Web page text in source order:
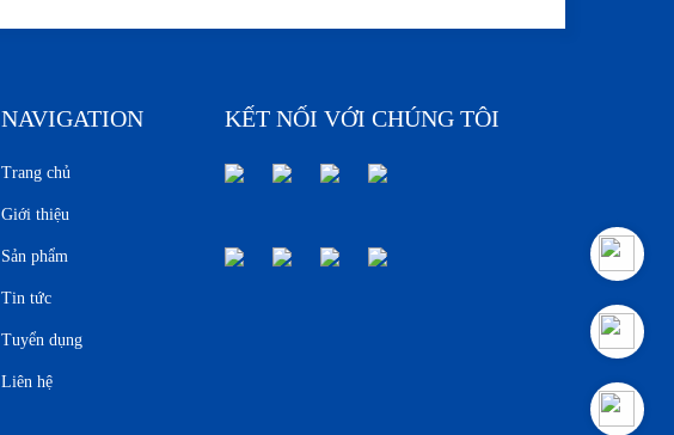
NAVIGATION
Trang chủ
Giới thiệu
Sản phẩm
Tin tức
Tuyển dụng
Liên hệ
KẾT NỐI VỚI CHÚNG TÔI